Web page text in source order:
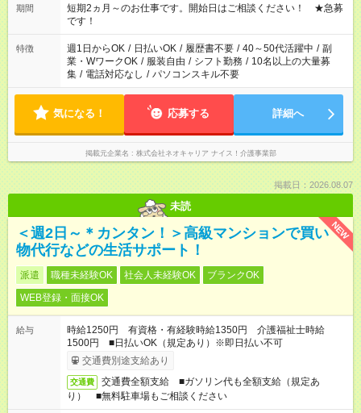
い」など ご希望にあったお仕事をご案内いたします。 ※未経験
の方の場合は1～2ヶ月間は日中での仕事を経験いただき、 お
仕事に慣れてからの夜勤になります。 ★家庭の都合でお休みが
必要な場合も遠慮なくご相談ください。
期間
短期2ヵ月～のお仕事です。開始日はご相談ください！ ★急募
です！
特徴 週1日からOK / 日払いOK / 履歴書不要 / 40～50代活躍中 / 副
業・WワークOK / 服装自由 / シフト勤務 / 10名以上の大量募
集 / 電話対応なし / パソコンスキル不要
気になる！ 応募する 詳細へ
掲載元企業名 株式会社ネオキャリア ナイス！介護事業部
掲載日：2026.08.07
未読
NEW
＜週2日～＊カンタン！＞高級マンションで買い
物代行などの生活サポート！
派遣 職種未経験OK 社会人未経験OK
ブランクOK
WEB登録・面接OK
給与
時給1250円 有資格・有経験時給1350円 介護福祉士時給
1500円 ■日払いOK（規定あり）※即日払い不可
交通費別途支給あり
交通費
交通費全額支給 ■ガソリン代も全額支給（規定あ
り） ■無料駐車場もご相談ください